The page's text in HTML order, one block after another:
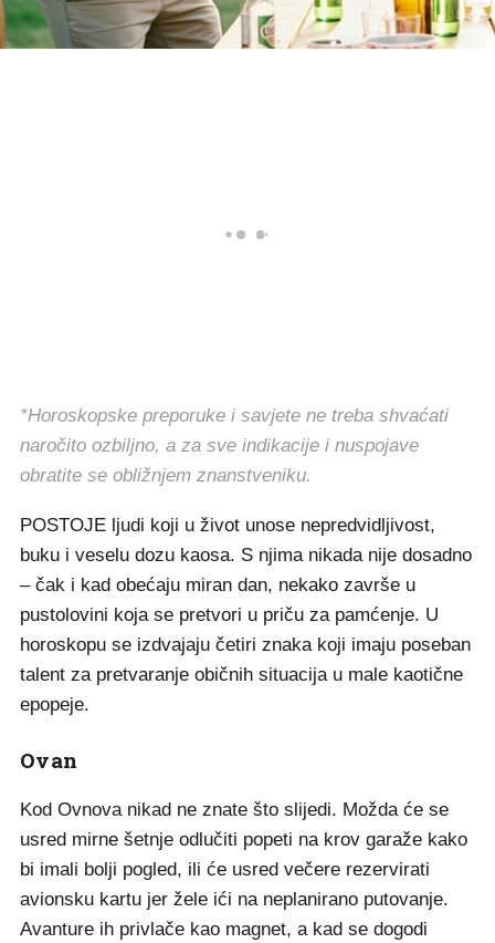
*Horoskopske preporuke i savjete ne treba shvaćati
naročito ozbiljno, a za sve indikacije i nuspojave
obratite se obližnjem znanstveniku.
POSTOJE ljudi koji u život unose nepredvidljivost,
buku i veselu dozu kaosa. S njima nikada nije dosadno
– čak i kad obećaju miran dan, nekako završe u
pustolovini koja se pretvori u priču za pamćenje. U
horoskopu se izdvajaju četiri znaka koji imaju poseban
talent za pretvaranje običnih situacija u male kaotične
epopeje.
Ovan
Kod Ovnova nikad ne znate što slijedi. Možda će se
usred mirne šetnje odlučiti popeti na krov garaže kako
bi imali bolji pogled, ili će usred večere rezervirati
avionsku kartu jer žele ići na neplanirano putovanje.
Avanture ih privlače kao magnet, a kad se dogodi